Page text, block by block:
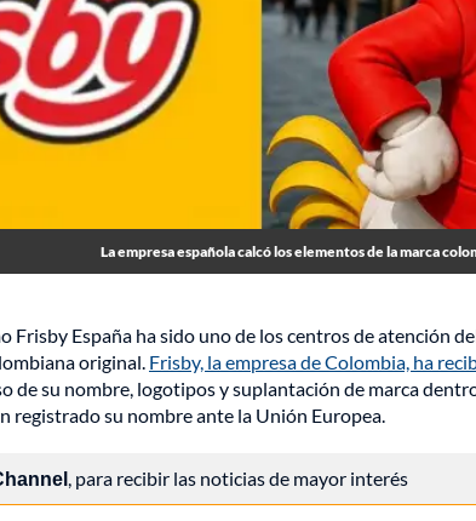
La empresa española calcó los elementos de la marca
Frisby España ha sido uno de los centros de atención
original. Frisby, la empresa de Colombia, ha
de su nombre, logotipos y suplantación de marca
registrado su nombre ante la Unión Europea.
, para recibir las noticias de mayor interés